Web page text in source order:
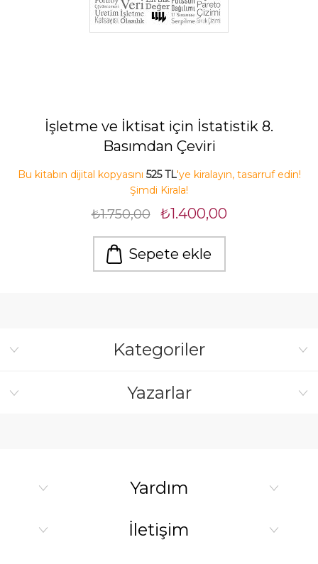
İşletme ve İktisat için İstatistik 8.
Basımdan Çeviri
Bu kitabın dijital kopyasını 525 TL'ye kiralayın, tasarruf edin!
Şimdi Kirala!
₺1.750,00 ₺1.400,00
Sepete ekle
Kategoriler
Yazarlar
Yardım
İletişim